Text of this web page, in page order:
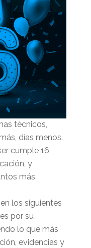
técnicos,
días menos.
cumple 16
y
más.
los siguientes
por su
lo que más
evidencias y